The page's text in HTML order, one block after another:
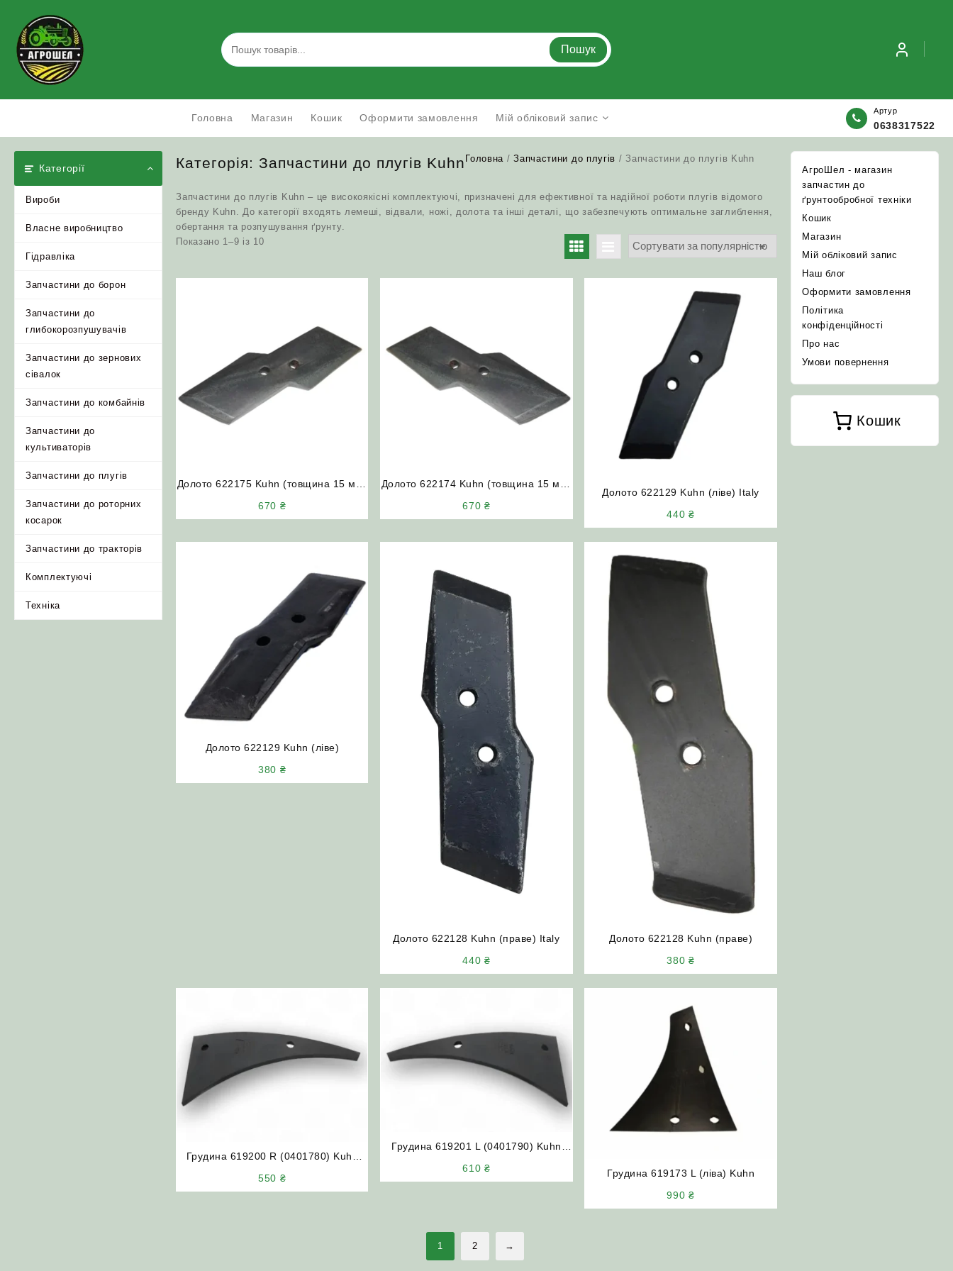
content
Пошук
Головна Магазин Кошик Оформити замовлення Мій обліковий запис
Артур
0638317522
Категорії
Вироби
Власне виробництво
Гідравліка
Запчастини до борон
Запчастини до
глибокорозпушувачів
Запчастини до зернових
сівалок
Запчастини до комбайнів
Запчастини до
культиваторів
Запчастини до плугів
Запчастини до роторних
косарок
Запчастини до тракторів
Комплектуючі
Техніка
Категорія: Запчастини до плугів Kuhn Головна /Запчастини до плугів / Запчастини до плугів Kuhn
Запчастини до плугів Kuhn – це високоякісні комплектуючі, призначені для ефективної та надійної роботи плугів відомого
бренду Kuhn. До категорії входять лемеші, відвали, ножі, долота та інші деталі, що забезпечують оптимальне заглиблення,
обертання та розпушування ґрунту.
Показано 1–9 із 10Відсортовано
Долото 622175 Kuhn (товщина 15 мм)
670 ₴
Долото 622174 Kuhn (товщина 15 мм)
670 ₴
Долото 622129 Kuhn (ліве) Italy
440₴
Долото 622129 Kuhn (ліве)
380 ₴
Долото 622128 Kuhn (праве) Italy
440 ₴
Долото 622128 Kuhn (праве)
380₴
Грудина 619200 R (0401780) Kuhn
550 ₴
Грудина 619201 L (0401790) Kuhn
610 ₴
Грудина 619173 L (ліва) Kuhn
990₴
1 2 →
АгроШел - магазин
запчастин до
ґрунтообробної техніки
Кошик
Магазин
Мій обліковий запис
Наш блог
Оформити замовлення
Політика
конфіденційності
Про нас
Умови повернення
Кошик